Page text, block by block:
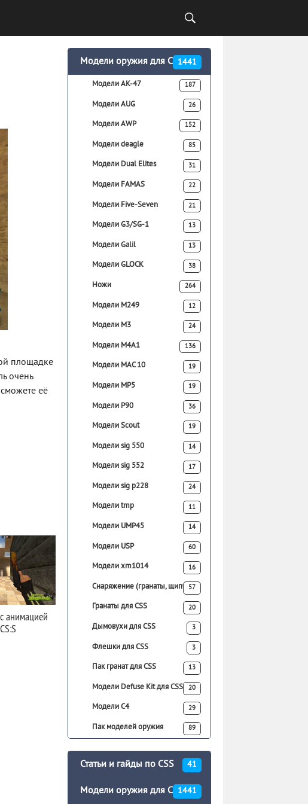
площадке
очень
её
анимацией
Модели оружия для CSS1441
Модели AK-47 187
Модели AUG 26
Модели AWP 152
Модели deagle 85
Модели Dual Elites 31
Модели FAMAS 22
Модели Five-Seven 21
Модели G3/SG-1 13
Модели Galil 13
Модели GLOCK 38
Ножи 264
Модели M249 12
Модели M3 24
Модели M4A1 136
Модели MAC 10 19
Модели MP5 19
Модели P90 36
Модели Scout 19
Модели sig 550 14
Модели sig 552 17
Модели sig p228 24
Модели tmp 11
Модели UMP45 14
Модели USP 60
Модели xm1014 16
Снаряжение (гранаты, щипчики)
57
Гранаты для CSS 20
Дымовухи для CSS 3
Флешки для CSS 3
Пак гранат для CSS 13
Модели Defuse Kit для CSS 20
Модели C4 29
Пак моделей оружия 89
Статьи и гайды по CSS 41
Модели оружия для CSS1441